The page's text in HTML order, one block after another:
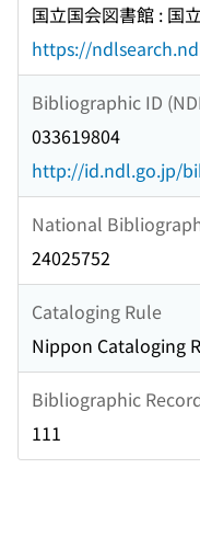
国立国会図書館 : 国
https://
Bibliographic ID
033619804
http://id.ndl.go.jp/
National
24025752
Cataloging Rule
Nippon Cataloging
Bibliographic
111